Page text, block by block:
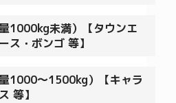
1000kg未満）【タウンエ
ス・ボンゴ 等】
1000～1500kg）【キャラ
等】